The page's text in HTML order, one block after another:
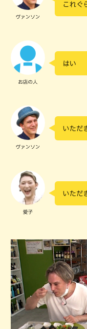
ヴァンソン
これぐ
お店の人
はい
ヴァンソン
いただ
愛子
いただ